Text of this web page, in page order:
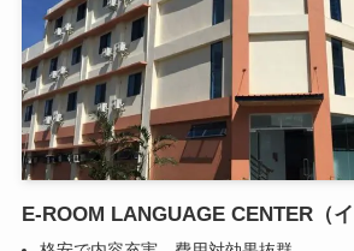
E-ROOM LANGUAGE CENTER（イ